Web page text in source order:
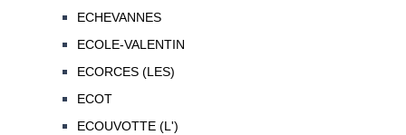
ECHEVANNES
ECOLE-VALENTIN
ECORCES (LES)
ECOT
ECOUVOTTE (L')